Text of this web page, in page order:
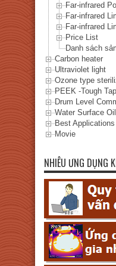
Far-infrared
Far-infrared
Far-infrared
Price List
Danh sách
Carbon heater
Ultraviolet light
Ozone type
PEEK -Tough
Drum Level
Water Surface
Best
Movie
NHIÊU ƯNG DỤNG